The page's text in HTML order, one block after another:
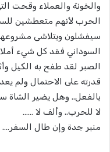
والخونة والعملاء وقحت
الحرب لأنهم متعطشين
سيفشلون ويتلاشى
السوداني فقد كل شيء
الصبر لقد طفح به الكيل
قدرته على الاحتمال ولم
بالفعل.. وهل يضير الشاة
لا للحرب.. وألف لا ……
منبر جدة وإن طال السفر….